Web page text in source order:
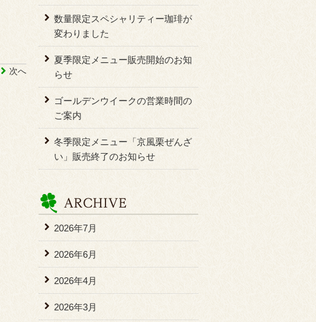
次へ
数量限定スペシャリティー珈琲が
変わりました
夏季限定メニュー販売開始のお知
らせ
ゴールデンウイークの営業時間の
ご案内
冬季限定メニュー「京風栗ぜんざ
い」販売終了のお知らせ
2026年7月
2026年6月
2026年4月
2026年3月